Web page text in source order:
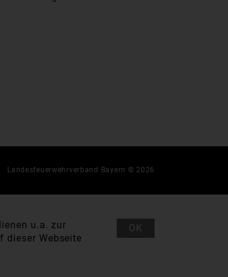
Landesfeuerwehrverband Bayern © 2026
u.a. zur
dieser Webseite
OK